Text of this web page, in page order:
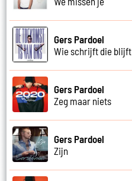
Gers Pardoel
Wie schrijft die blijft
Gers Pardoel
Zeg maar niets
Gers Pardoel
Zijn